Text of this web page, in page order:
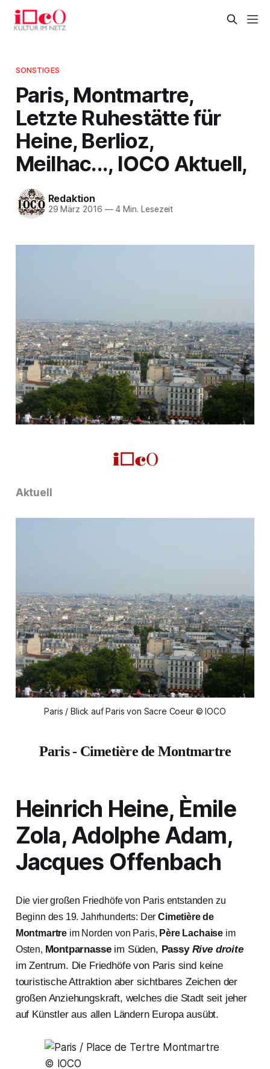
SONSTIGES
Paris, Montmartre,
Letzte Ruhestätte für
Heine, Berlioz,
Meilhac..., IOCO Aktuell,
Redaktion
29 März 2016 —4 Min. Lesezeit
Aktuell
Paris / Blick auf Paris von Sacre Coeur © IOCO
Paris - Cimetière de Montmartre
Heinrich Heine, Èmile
Zola, Adolphe Adam,
Jacques Offenbach
Die vier großen Friedhöfe von Paris entstanden zu
Beginn des 19. Jahrhunderts: DerCimetière de
Montmartre im Norden von Paris, Père Lachaise im
Osten, Montparnasseim Süden, Passy Rive droite
im Zentrum. Die Friedhöfe von Paris sind keine
touristische Attraktion aber sichtbares Zeichen der
großen Anziehungskraft, welches die Stadt seit jeher
auf Künstler aus allen Ländern Europa ausübt.